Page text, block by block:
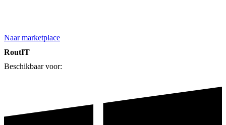
Naar marketplace
RoutIT
Beschikbaar voor: